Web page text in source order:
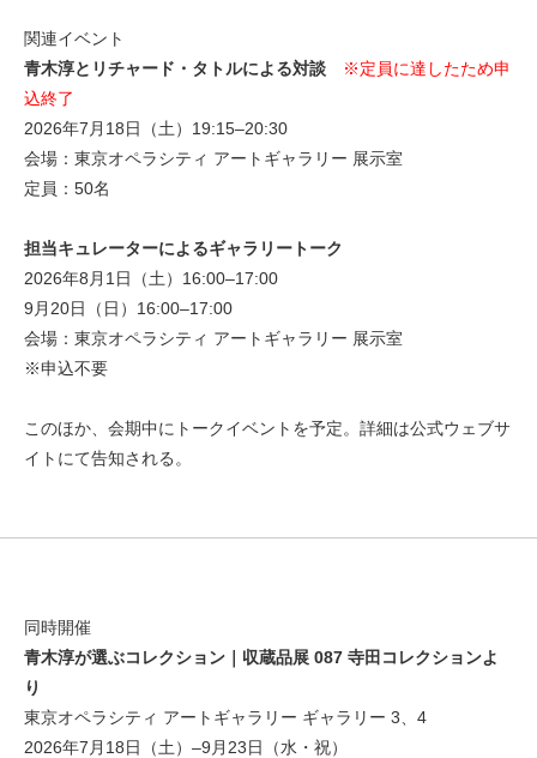
関連イベント
青木淳とリチャード・タトルによる対談
※定員に達したため申
込終了
2026年7月18日（土）19:15–20:30
会場：東京オペラシティ アートギャラリー 展示室
定員：50名
担当キュレーターによるギャラリートーク
2026年8月1日（土）16:00–17:00
9月20日（日）16:00–17:00
会場：東京オペラシティ アートギャラリー 展示室
※申込不要
このほか、会期中にトークイベントを予定。詳細は公式ウェブサ
イトにて告知される。
同時開催
青木淳が選ぶコレクション｜収蔵品展 087 寺田コレクションよ
り
東京オペラシティ アートギャラリー ギャラリー 3、4
2026年7月18日（土）–9月23日（水・祝）